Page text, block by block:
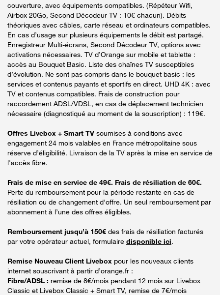
couverture, avec équipements compatibles. (Répéteur Wifi,
Airbox 20Go, Second Décodeur TV : 10€ chacun). Débits
théoriques avec câbles, carte réseau et ordinateurs compatibles.
En cas d’usage sur plusieurs équipements le débit est partagé.
Enregistreur Multi-écrans, Second Décodeur TV, options avec
activations nécessaires. TV d’Orange sur mobile et tablette :
accès au Bouquet Basic. Liste des chaînes TV susceptibles
d’évolution. Ne sont pas compris dans le bouquet basic : les
services et contenus payants et sportifs en direct. UHD 4K : avec
TV et contenus compatibles. Frais de construction pour
raccordement ADSL/VDSL, en cas de déplacement technicien
nécessaire (diagnostiqué au moment de la souscription) : 119€.
Offres Livebox + Smart TV soumises à conditions avec
engagement 24 mois valables en France métropolitaine sous
réserve d’éligibilité. Livraison de la TV après la mise en service de
l'accès fibre.
Frais de mise en service de 49€. Frais de résiliation de 60€.
Perte du remboursement pour la période restante en cas de
résiliation ou de changement d'offre. Un seul remboursement par
abonnement à l’une des offres éligibles.
Remboursement jusqu’à 150€ des frais de résiliation facturés
par votre opérateur actuel, formulaire disponible ici.
Remise Nouveau Client Livebox pour les nouveaux clients
internet souscrivant à partir d’orange.fr :
Fibre/ADSL : remise de 8€/mois pendant 12 mois sur Livebox
Classic et Livebox Classic + Smart TV, remise de 7€/mois